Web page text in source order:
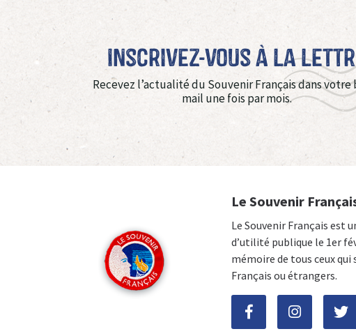
Inscrivez-vous à La
Recevez l’actualité du Souvenir Français dans
mail une fois par mois.
Le Souvenir
Le Souvenir Français est
d’utilité publique le 1er
mémoire de tous ceux
Français ou étrangers.